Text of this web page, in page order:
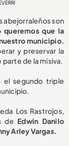
abejorraleños son
queremos que la
municipio.
y preservar la
de la misiva.
el segundo triple
Los Rastrojos,
de Edwin Danilo
Arley Vargas.